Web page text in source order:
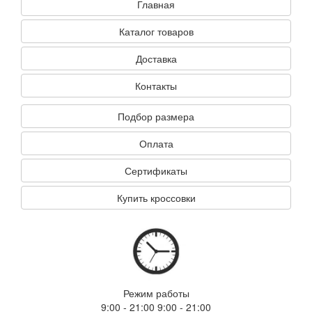
Главная
Каталог товаров
Доставка
Контакты
Подбор размера
Оплата
Сертификаты
Купить кроссовки
Режим работы
9:00 - 21:00 9:00 - 21:00